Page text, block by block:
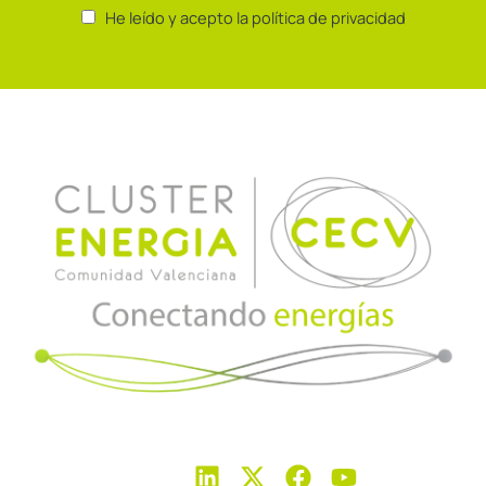
He leído y acepto la política de privacidad